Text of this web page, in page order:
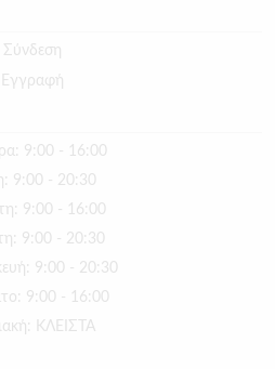
Σύνδεση
Εγγραφή
9:00 - 16:00
9:00 - 20:30
9:00 - 16:00
9:00 - 20:30
9:00 - 20:30
9:00 - 16:00
ΚΛΕΙΣΤΑ